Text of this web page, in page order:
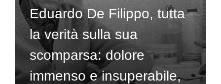
Eduardo De Filippo, tutta
la verità sulla sua
scomparsa: dolore
immenso e insuperabile,